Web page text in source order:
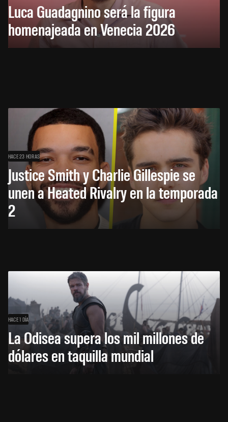
Luca Guadagnino será la figura
homenajeada en Venecia 2026
HACE 23 HORAS
Justice Smith y Charlie Gillespie se
unen a Heated Rivalry en la temporada
2
HACE 1 DÍA
La Odisea supera los mil millones de
dólares en taquilla mundial